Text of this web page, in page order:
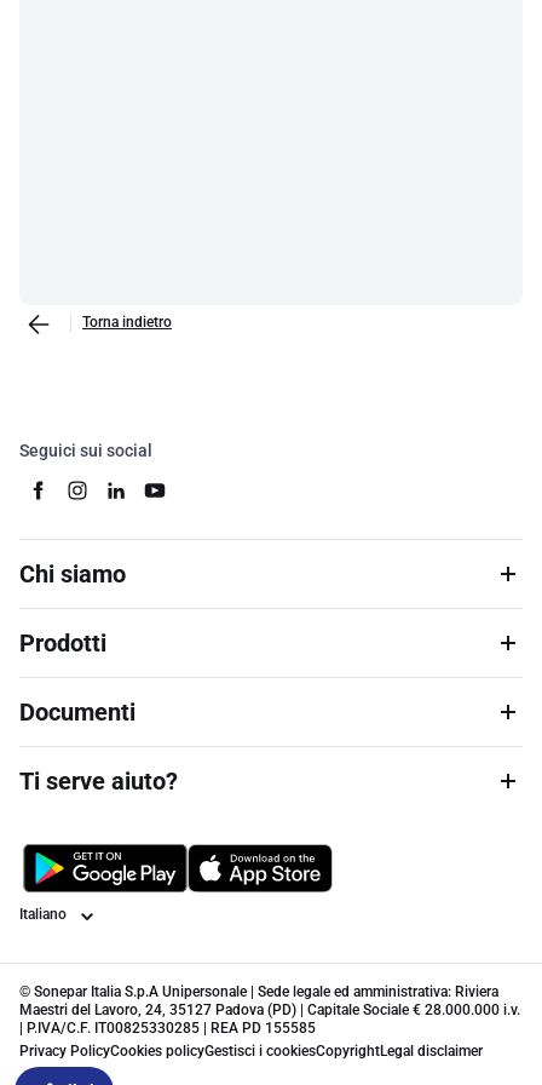
Torna indietro
Seguici sui social
Chi siamo
Prodotti
Documenti
Ti serve aiuto?
Lingua
© Sonepar Italia S.p.A Unipersonale | Sede legale ed amministrativa: Riviera
Maestri del Lavoro, 24, 35127 Padova (PD) | Capitale Sociale € 28.000.000 i.v.
| P.IVA/C.F. IT00825330285 | REA PD 155585
Privacy PolicyCookies policyGestisci i cookiesCopyrightLegal disclaimer